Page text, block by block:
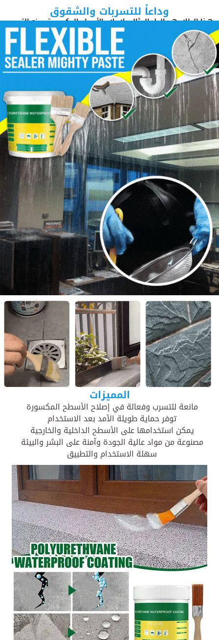
وداعاً للتسربات والشقوق
هذا الطلاء هو الحل المثالي لإصلاح الأسطح المكسورة ومنع التسرب
المميزات
مانعة للتسرب وفعالة في إصلاح الأسطح المكسورة
توفر حماية طويلة الأمد بعد الاستخدام
يمكن استخدامها على الأسطح الداخلية والخارجية
مصنوعة من مواد عالية الجودة وآمنة على البشر والبيئة
سهلة الاستخدام والتطبيق